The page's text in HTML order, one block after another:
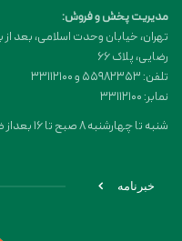
مدیریت پخش و فروش:
تهران، خیابان وحدت اسلامی، بعد
رضایی، پلاک ۶۶
تلفن: 55982353 و 33112100
نمابر: 33112100
شنبه تا چهارشنبه 8 صبح تا 16 بعداز ظهر
خبرنامه